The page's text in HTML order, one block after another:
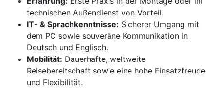
technischen Außendienst von Vorteil.
IT- & Sprachkenntnisse: Sicherer Umgang mit
dem PC sowie souveräne Kommunikation in
Deutsch und Englisch.
Mobilität: Dauerhafte, weltweite
Reisebereitschaft sowie eine hohe Einsatzfreude
und Flexibilität.